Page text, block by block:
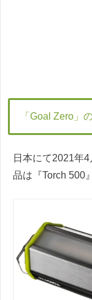
「Goal Zero」
日本にて2021年
品は『Torch 500